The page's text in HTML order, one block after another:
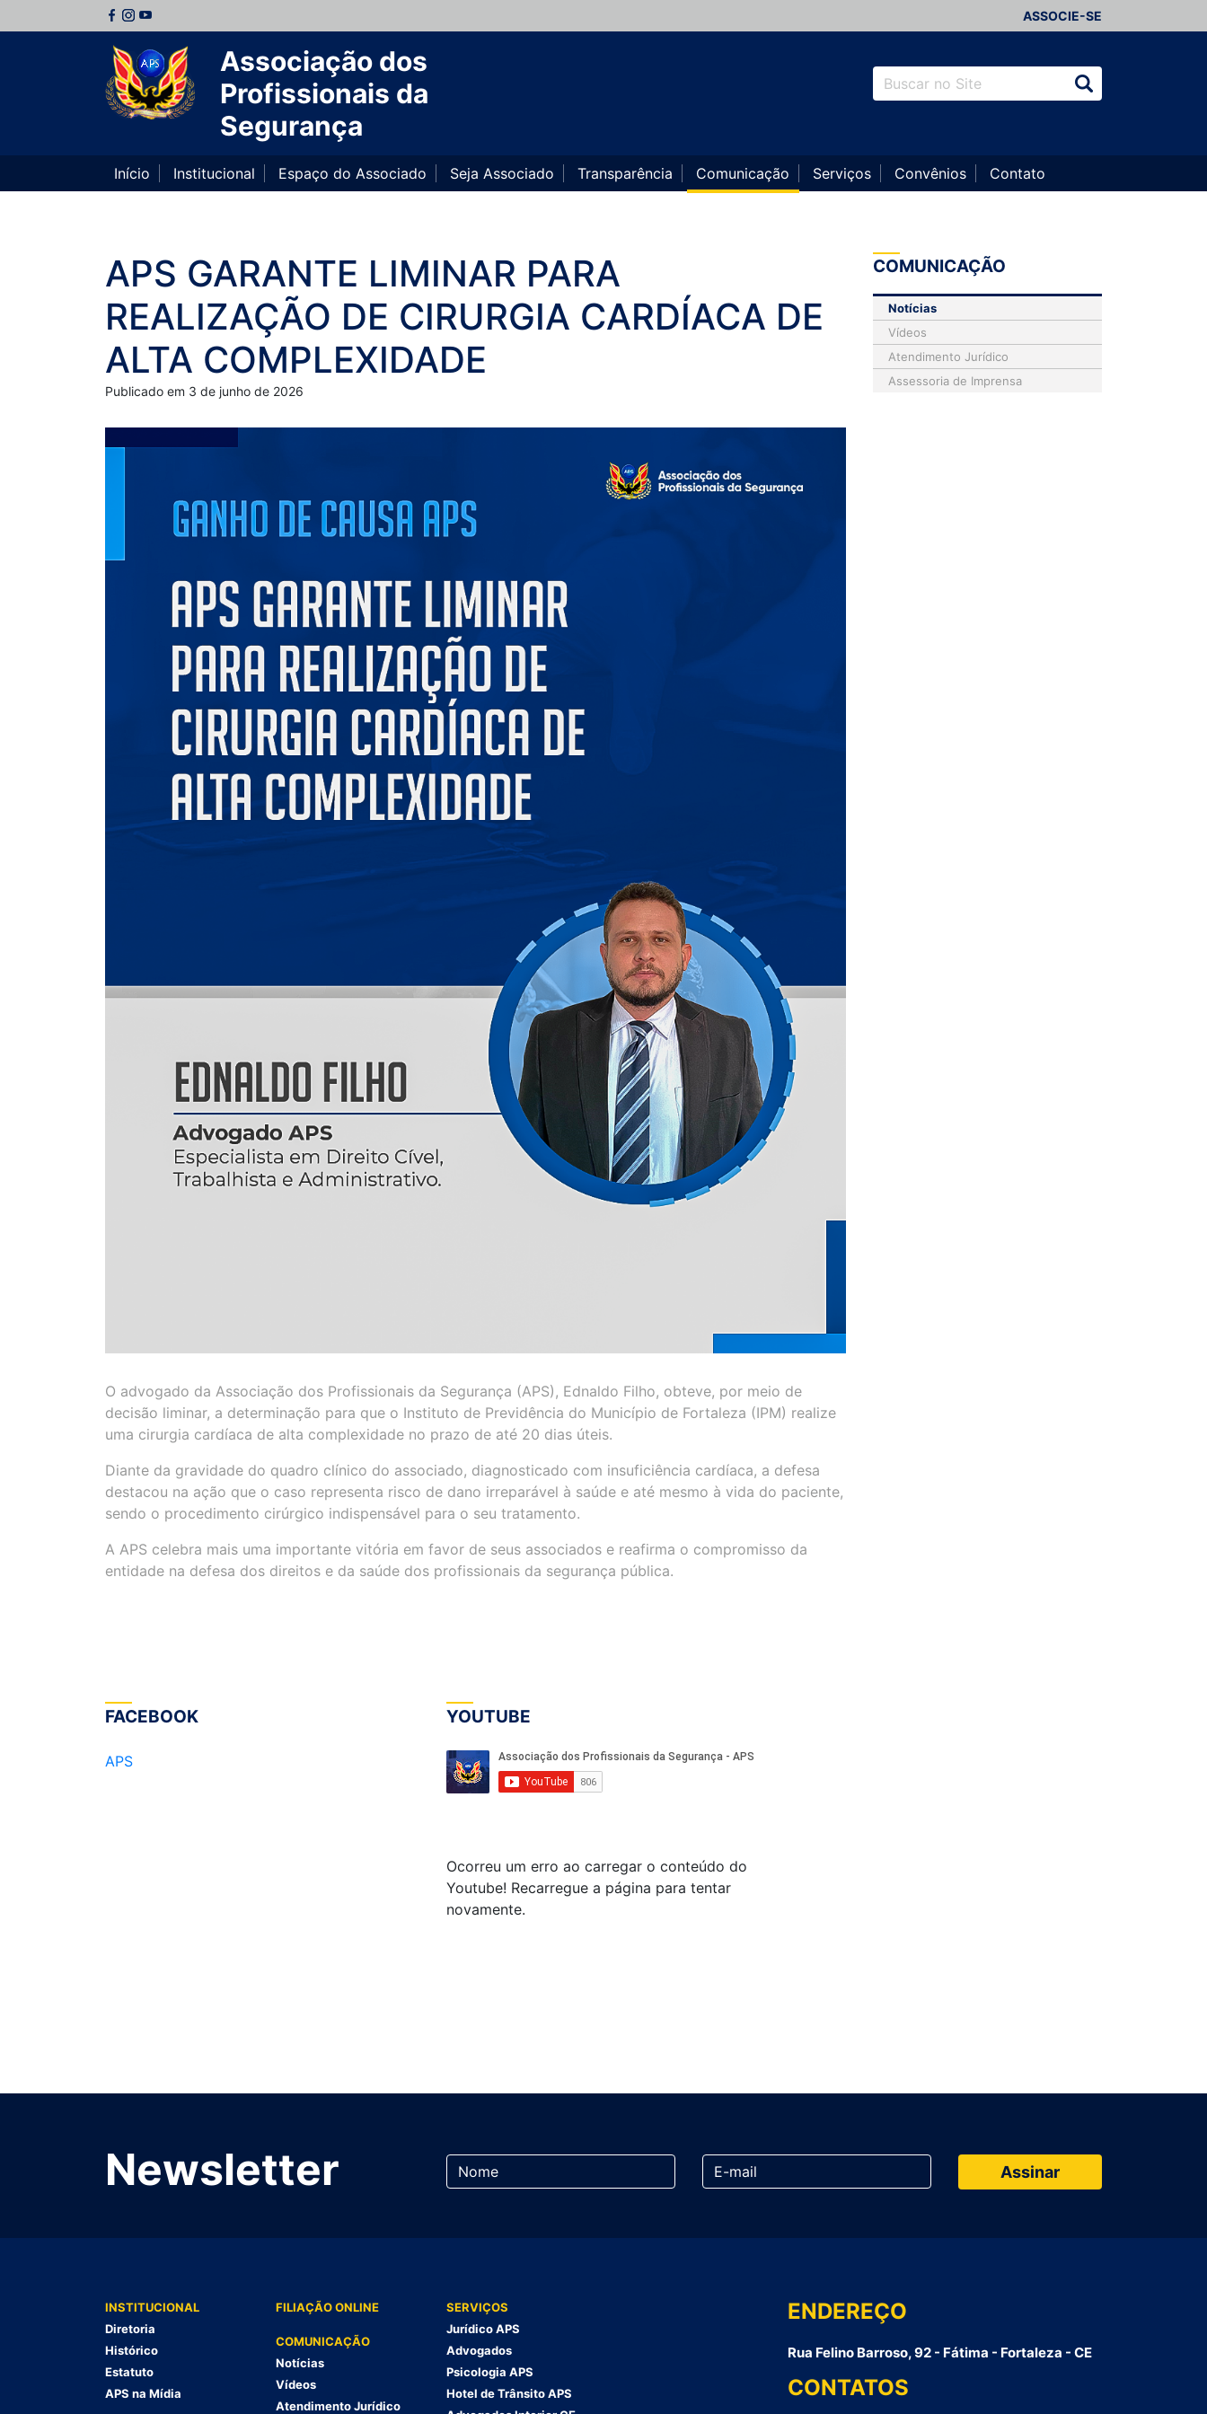
ASSOCIE-SE
Associação dos
Profissionais da
Segurança
Início Institucional Espaço do Associado Seja Associado Transparência Comunicação Serviços Convênios Contato
APS GARANTE LIMINAR PARA
REALIZAÇÃO DE CIRURGIA CARDÍACA DE
ALTA COMPLEXIDADE
Publicado em 3 de junho de 2026
O advogado da Associação dos Profissionais da Segurança (APS), Ednaldo Filho, obteve, por meio de
decisão liminar, a determinação para que o Instituto de Previdência do Município de Fortaleza (IPM) realize
uma cirurgia cardíaca de alta complexidade no prazo de até 20 dias úteis.
Diante da gravidade do quadro clínico do associado, diagnosticado com insuficiência cardíaca, a defesa
destacou na ação que o caso representa risco de dano irreparável à saúde e até mesmo à vida do paciente,
sendo o procedimento cirúrgico indispensável para o seu tratamento.
A APS celebra mais uma importante vitória em favor de seus associados e reafirma o compromisso da
entidade na defesa dos direitos e da saúde dos profissionais da segurança pública.
COMUNICAÇÃO
Notícias
Vídeos
Atendimento Jurídico
Assessoria de Imprensa
FACEBOOK
APS
YOUTUBE
Ocorreu um erro ao carregar o conteúdo do
Youtube! Recarregue a página para tentar
novamente.
Newsletter
INSTITUCIONAL
Diretoria
Histórico
Estatuto
APS na Mídia
FILIAÇÃO ONLINE
COMUNICAÇÃO
Notícias
Vídeos
Atendimento Jurídico
SERVIÇOS
Jurídico APS
Advogados
Psicologia APS
Hotel de Trânsito APS
ENDEREÇO
Rua Felino Barroso, 92 - Fátima - Fortaleza - CE
CONTATOS